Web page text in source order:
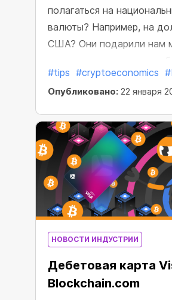
полагаться на
валюты? Например, на
США? Они подарили нам
за инфляцией, падениями
глобальными
нескольких лет. Уровень
доллара США в 2022
преодолел исторический
за 40 лет и достиг 7,9%.
#tips #cryptoeconomics
Опубликовано: 22 января
НОВОСТИ ИНДУСТРИИ
Дебетовая карта
Blockchain.com